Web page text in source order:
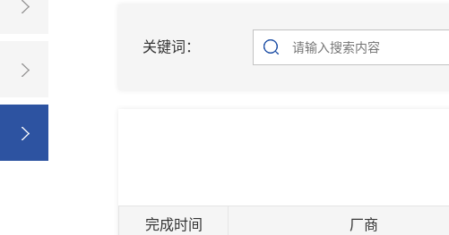
完成时间 厂商
关键词：